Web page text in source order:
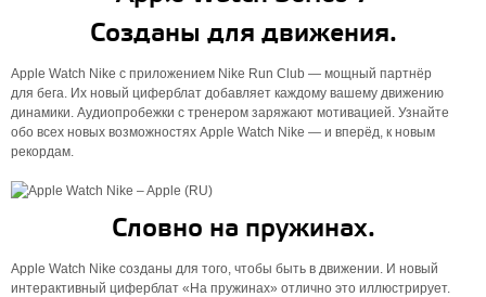
Созданы для движения.
Apple Watch Nike с приложением Nike Run Club — мощный партнёр
для бега. Их новый циферблат добавляет каждому вашему движению
динамики. Аудиопробежки с тренером заряжают мотивацией. Узнайте
обо всех новых возможностях Apple Watch Nike — и вперёд, к новым
рекордам.
Словно на пружинах.
Apple Watch Nike созданы для того, чтобы быть в движении. И новый
интерактивный циферблат «‎На пружинах» отлично это иллюстрирует.